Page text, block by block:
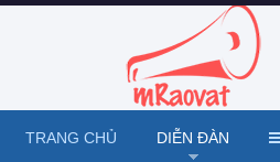
TRANG CHỦ DIỄN ĐÀN